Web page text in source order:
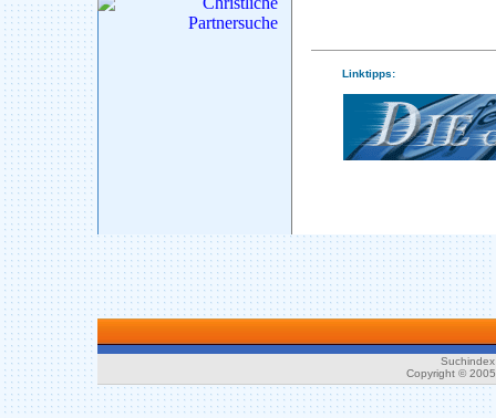
Linktipps:
Copyright ©